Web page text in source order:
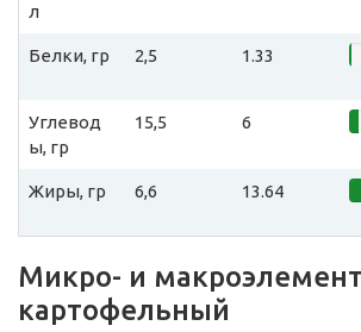
л
Белки, гр 2,5 1.33
Углевод
ы, гр
15,5 6
Жиры, гр 6,6 13.64
Микро- и
картофельный